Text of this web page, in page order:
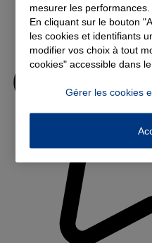
mesurer les performances.
En cliquant sur le bouton
les cookies et identifiants
modifier vos choix à tout
cookies" accessible dans
Gérer les cookies